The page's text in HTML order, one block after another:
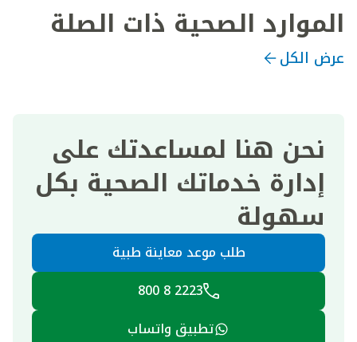
الموارد الصحية ذات الصلة
عرض الكل
نحن هنا لمساعدتك على
إدارة خدماتك الصحية بكل
سهولة
طلب موعد معاينة طبية
2223 8 800
تطبيق واتساب